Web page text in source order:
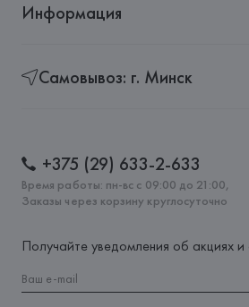
Информация
Самовывоз: г. Минск
+375 (29) 633-2-633
Время работы: пн-вс с 09:00 до 21:00,
Заказы через корзину круглосуточно
Получайте уведомления об акциях и